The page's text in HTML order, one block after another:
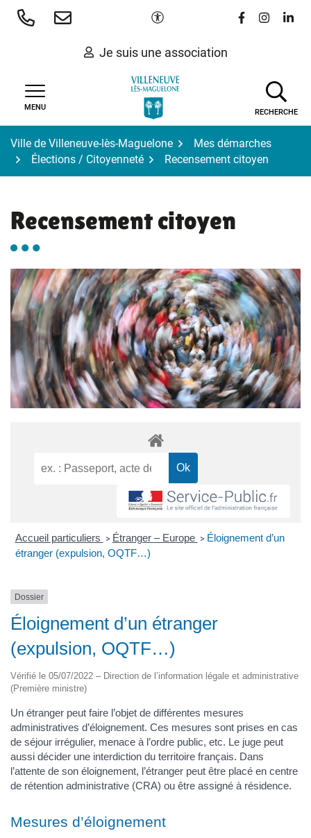
Aller
Paramètres d'accessibilité
Lien vers le
Lien vers
Lien
Je suis une association
MENU
RECHERCHE
Ville de Villeneuve-lès-Maguelone
Mes démarches
Élections / Citoyenneté
Recensement citoyen
Recensement citoyen
Accueil particuliers > Étranger – Europe > Éloignement d’un
étranger (expulsion, OQTF…)
Dossier
Éloignement d’un étranger
(expulsion, OQTF…)
Vérifié le 05/07/2022 – Direction de l’information légale et administrative
(Première ministre)
Un étranger peut faire l’objet de différentes mesures
administratives d’éloignement. Ces mesures sont prises en cas
de séjour irrégulier, menace à l’ordre public, etc. Le juge peut
aussi décider une interdiction du territoire français. Dans
l’attente de son éloignement, l’étranger peut être placé en centre
de rétention administrative (CRA) ou être assigné à résidence.
Mesures d’éloignement